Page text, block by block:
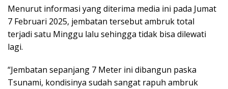
Menurut informasi yang diterima media ini pada Jumat
7 Februari 2025, jembatan tersebut ambruk total
terjadi satu Minggu lalu sehingga tidak bisa dilewati
lagi.
“Jembatan sepanjang 7 Meter ini dibangun paska
Tsunami, kondisinya sudah sangat rapuh ambruk